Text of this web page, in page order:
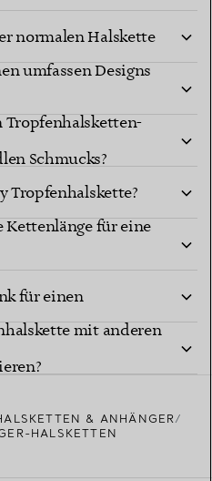
normalen Halskette
umfassen Designs
Tropfenhalsketten-
Schmucks?
Tropfenhalskette?
für eine
ein
für einen
mit anderen
& ANHÄNGER
HALSKETTEN